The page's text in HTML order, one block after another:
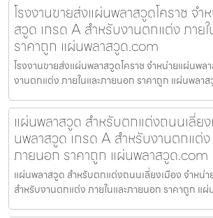
โรงงานขายส่งแผ่นพลาสวูดโคราช จำ
สวูด เกรด A สำหรับงานตกแต่ง ภาย
ราคาถูก แผ่นพลาสวูด.com
โรงงานขายส่งแผ่นพลาสวูดโคราช จำหน่ายแผ่นพล
งานตกแต่ง ภายในและภายนอก ราคาถูก แผ่นพล
แผ่นพลาสวูด สำหรับตกแต่งถนนเลี่ยง
นพลาสวูด เกรด A สำหรับงานตกแต่ง
ภายนอก ราคาถูก แผ่นพลาสวูด.com
แผ่นพลาสวูด สำหรับตกแต่งถนนเลี่ยงเมือง จำหน่
สำหรับงานตกแต่ง ภายในและภายนอก ราคาถูก แ